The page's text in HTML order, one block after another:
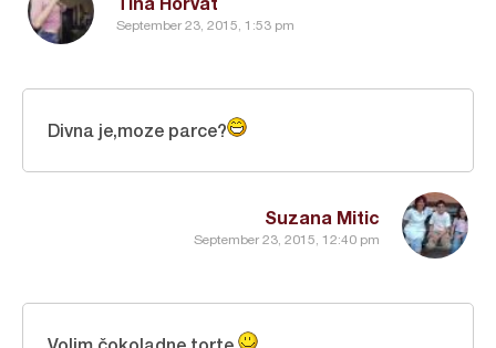
September 23, 2015, 1:53 pm
Suzana Mitic
September 23, 2015, 12:40 pm
Divna je,moze parce?